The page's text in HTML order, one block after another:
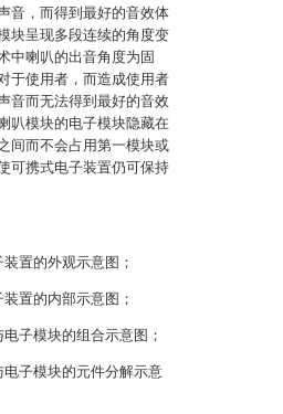
音，而得到最好的音效体
块呈现多段连续的角度变
中喇叭的出音角度为固
于使用者，而造成使用者
音而无法得到最好的音效
叭模块的电子模块隐藏在
间而不会占用第一模块或
可携式电子装置仍可保持
置的外观示意图；
置的内部示意图；
子模块的组合示意图；
子模块的元件分解示意